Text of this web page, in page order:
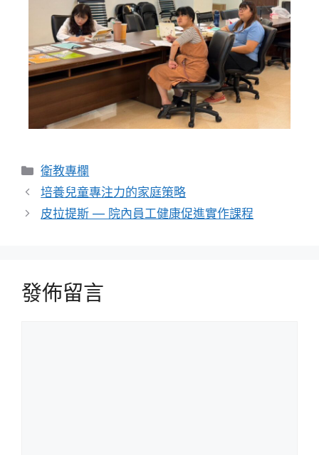
衛教專欄
培養兒童專注力的家庭策略
皮拉提斯 — 院內員工健康促進實作課程
發佈留言